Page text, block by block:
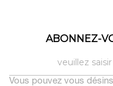
ABONNEZ-
Vous pouvez vous